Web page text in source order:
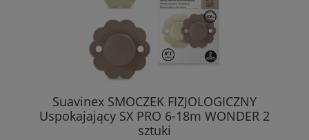
Suavinex SMOCZEK FIZJOLOGICZNY
Uspokajający SX PRO 6-18m WONDER 2
sztuki